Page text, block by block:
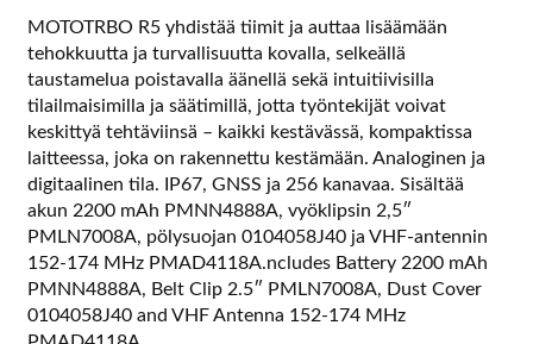
MOTOTRBO R5 yhdistää tiimit ja auttaa lisäämään
tehokkuutta ja turvallisuutta kovalla, selkeällä
taustamelua poistavalla äänellä sekä intuitiivisilla
tilailmaisimilla ja säätimillä, jotta työntekijät voivat
keskittyä tehtäviinsä – kaikki kestävässä, kompaktissa
laitteessa, joka on rakennettu kestämään. Analoginen ja
digitaalinen tila. IP67, GNSS ja 256 kanavaa. Sisältää
akun 2200 mAh PMNN4888A, vyöklipsin 2,5″
PMLN7008A, pölysuojan 0104058J40 ja VHF-antennin
152-174 MHz PMAD4118A.ncludes Battery 2200 mAh
PMNN4888A, Belt Clip 2.5″ PMLN7008A, Dust Cover
0104058J40 and VHF Antenna 152-174 MHz